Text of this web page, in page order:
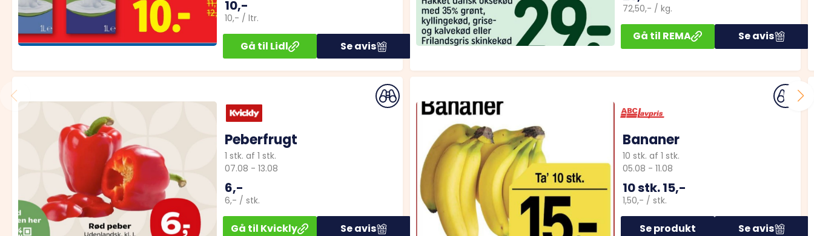
10,-
10,- / ltr.
Gå til Lidl Se avis
72,50,- / kg.
Gå til REMA Se avis
Peberfrugt
1 stk. af 1 stk.
07.08 - 13.08
6,-
6,- / stk.
Gå til Kvickly Se avis
Bananer
10 stk. af 1 stk.
05.08 - 11.08
10 stk.15,-
1,50,- / stk.
Se produkt Se avis